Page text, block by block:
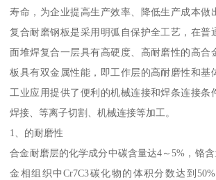
寿命，为企业提高生产效率、降低生产成本做
复合耐磨钢板是采用明弧自保护全工艺，在普
面堆焊复合一层具有高硬度、高耐磨性的高合
板具有双金属性能，即工作层的高耐磨性和基
工业应用提供了便利的机械连接和焊条连接条
焊接、等离子切割、机械连接等加工。
1、的耐磨性
合金耐磨层的化学成分中碳含量达4～5%，铬
金相组织中Cr7C3碳化物的体积分数达到